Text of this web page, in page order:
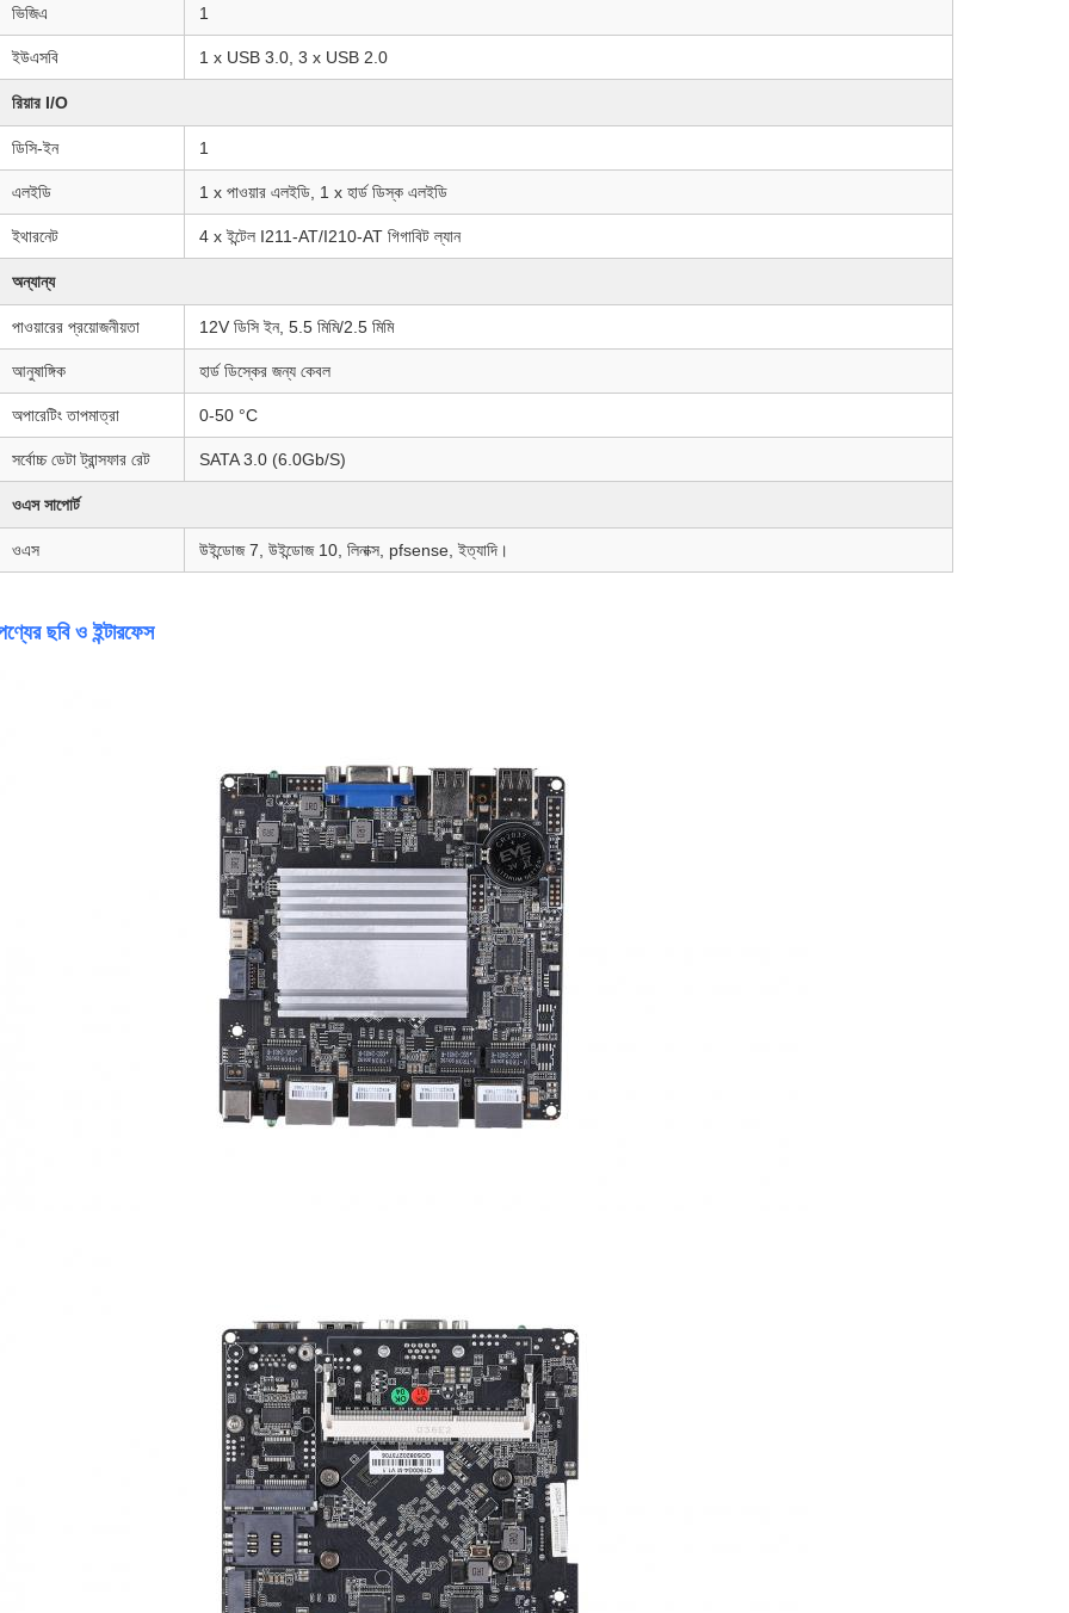
ভিজিএ 1
ইউএসবি 1 x USB 3.0, 3 x USB 2.0
রিয়ার I/O
ডিসি-ইন 1
এলইডি 1 x পাওয়ার এলইডি, 1 x হার্ড ডিস্ক এলইডি
ইথারনেট 4 x ইন্টেল I211-AT/I210-AT গিগাবিট ল্যান
অন্যান্য
পাওয়ারের প্রয়োজনীয়তা 12V ডিসি ইন, 5.5 মিমি/2.5 মিমি
আনুষাঙ্গিক হার্ড ডিস্কের জন্য কেবল
অপারেটিং তাপমাত্রা 0-50 °C
সর্বোচ্চ ডেটা ট্রান্সফার রেট SATA 3.0 (6.0Gb/S)
ওএস সাপোর্ট
ওএস উইন্ডোজ 7, উইন্ডোজ 10, লিনাক্স, pfsense, ইত্যাদি।
ছবি ও ইন্টারফেস